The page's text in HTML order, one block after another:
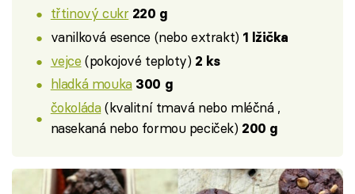
třtinový cukr 220 g
vanilková esence (nebo extrakt) 1 lžička
vejce (pokojové teploty) 2 ks
hladká mouka 300 g
čokoláda(kvalitní tmavá nebo mléčná ,
nasekaná nebo formou peciček) 200 g